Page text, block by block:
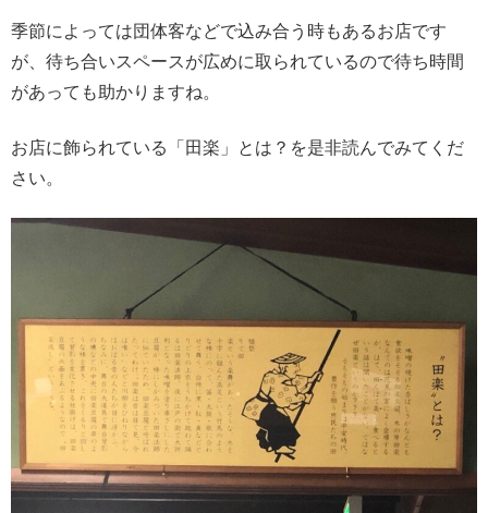
季節によっては団体客などで込み合う時もあるお店です
が、待ち合いスペースが広めに取られているので待ち時間
があっても助かりますね。
お店に飾られている「田楽」とは？を是非読んでみてくだ
さい。